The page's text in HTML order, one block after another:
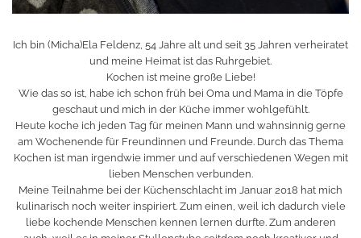
Ich bin (Micha)Ela Feldenz, 54 Jahre alt und seit 35 Jahren verheiratet
und meine Heimat ist das Ruhrgebiet.
Kochen ist meine große Liebe!
Wie das so ist, habe ich schon früh bei Oma und Mama in die Töpfe
geschaut und mich in der Küche immer wohlgefühlt.
Heute koche ich jeden Tag für meinen Mann und wahnsinnig gerne
am Wochenende für Freundinnen und Freunde. Durch das Thema
Kochen ist man irgendwie immer und auf verschiedenen Wegen mit
lieben Menschen verbunden.
Meine Teilnahme bei der Küchenschlacht im Januar 2018 hat mich
kulinarisch noch weiter inspiriert. Zum einen, weil ich dadurch viele
liebe kochende Menschen kennen lernen durfte. Zum anderen